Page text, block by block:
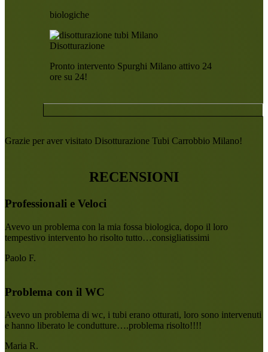
biologiche
Disotturazione
Pronto intervento Spurghi Milano attivo 24
ore su 24!
Grazie per aver visitato Disotturazione Tubi Carrobbio Milano!
RECENSIONI
Professionali e Veloci
Avevo un problema con la mia fossa biologica, dopo il loro
tempestivo intervento ho risolto tutto…consigliatissimi
Paolo F.
Problema con il WC
Avevo un problema di wc, i tubi erano otturati, loro sono intervenuti
e hanno liberato le condutture….problema risolto!!!!
Maria R.